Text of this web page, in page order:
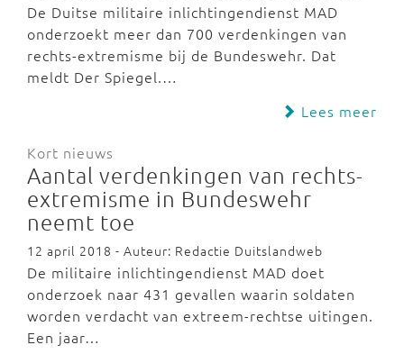
De Duitse militaire inlichtingendienst MAD
onderzoekt meer dan 700 verdenkingen van
rechts-extremisme bij de Bundeswehr. Dat
meldt Der Spiegel.…
Lees meer
Kort nieuws
Aantal verdenkingen van rechts-
extremisme in Bundeswehr
neemt toe
12 april 2018 - Auteur: Redactie Duitslandweb
De militaire inlichtingendienst MAD doet
onderzoek naar 431 gevallen waarin soldaten
worden verdacht van extreem-rechtse uitingen.
Een jaar…